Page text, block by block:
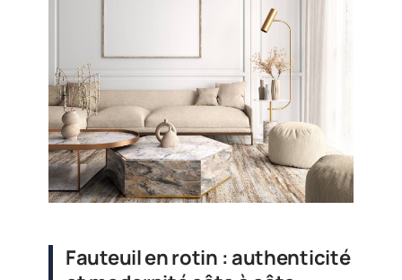
Fauteuil en rotin : authenticité